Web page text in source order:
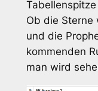
Ob die Sterne
und die
kommenden
man wird